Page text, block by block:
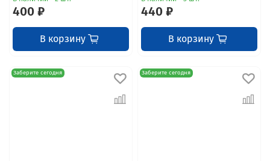
400 ₽
В корзину
440 ₽
В корзину
Заберите сегодня Заберите сегодня